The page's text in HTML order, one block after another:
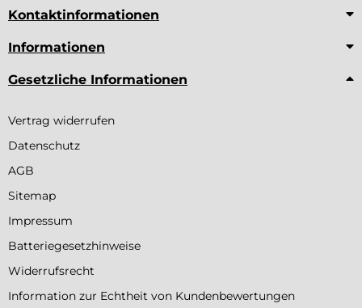
Kontaktinformationen
Informationen
Gesetzliche Informationen
Vertrag widerrufen
Datenschutz
AGB
Sitemap
Impressum
Batteriegesetzhinweise
Widerrufsrecht
Information zur Echtheit von Kundenbewertungen